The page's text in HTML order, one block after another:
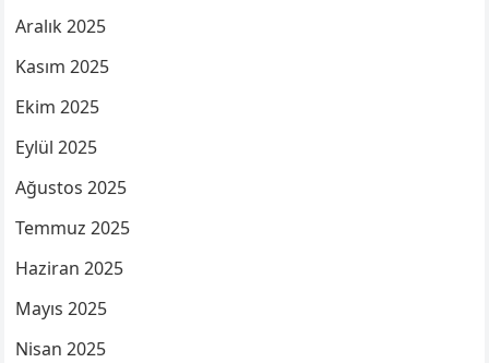
Aralık 2025
Kasım 2025
Ekim 2025
Eylül 2025
Ağustos 2025
Temmuz 2025
Haziran 2025
Mayıs 2025
Nisan 2025